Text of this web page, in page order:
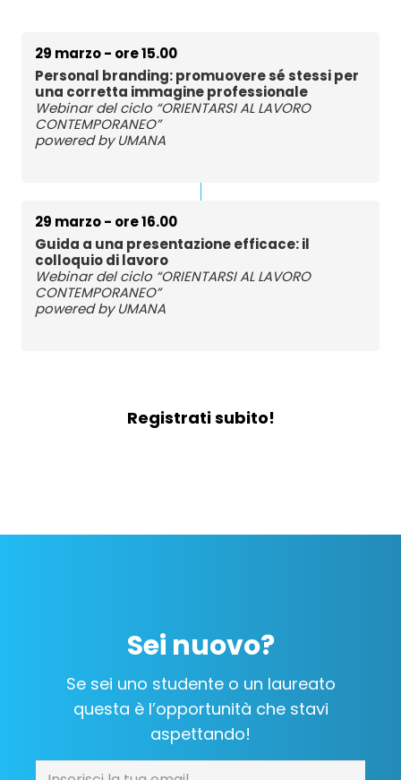
29 marzo - ore 15.00
Personal branding: promuovere sé stessi per
una corretta immagine professionale
Webinar del ciclo “ORIENTARSI AL LAVORO
CONTEMPORANEO”
powered by UMANA
29 marzo - ore 16.00
Guida a una presentazione efficace: il
colloquio di lavoro
Webinar del ciclo “ORIENTARSI AL LAVORO
CONTEMPORANEO”
powered by UMANA
Registrati subito!
Sei nuovo?
Se sei uno studente o un laureato
questa è l’opportunità che stavi
aspettando!